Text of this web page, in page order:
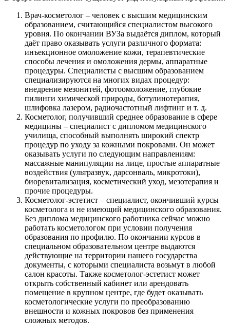
Врач-косметолог – человек с высшим медицинским
образованием, считающийся специалистом высокого
уровня. По окончании ВУЗа выдаётся диплом, который
даёт право оказывать услуги различного формата:
инъекционное омоложение кожи, терапевтические
способы лечения и омоложения дермы, аппаратные
процедуры. Специалисты с высшим образованием
специализируются на многих видах процедур:
внедрение мезонитей, фотоомоложение, глубокие
пилинги химической природы, ботулинотерапия,
шлифовка лазером, радиочастотный лифтинг и т. д.
Косметолог, получивший среднее образование в сфере
медицины – специалист с дипломом медицинского
училища, способный выполнять широкий спектр
процедур по уходу за кожными покровами. Он может
оказывать услуги по следующим направлениям:
массажные манипуляции на лице, простые аппаратные
воздействия (ультразвук, дарсонваль, микротоки),
биоревитализация, косметический уход, мезотерапия и
прочие процедуры.
Косметолог-эстетист – специалист, окончивший курсы
косметолога и не имеющий медицинского образования.
Без диплома медицинского работника сейчас можно
работать косметологом при условии получения
образования по профилю. По окончании курсов в
специальном образовательном центре выдаются
действующие на территории нашего государства
документы, с которыми специалиста возьмут в любой
салон красоты. Также косметолог-эстетист может
открыть собственный кабинет или арендовать
помещение в крупном центре, где будет оказывать
косметологические услуги по преобразованию
внешности и кожных покровов без применения
сложных методов.